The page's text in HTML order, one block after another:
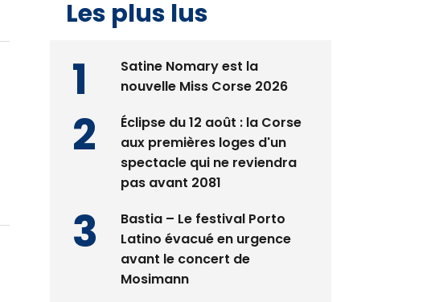
nouvelle Miss Corse 2026
Éclipse du 12 août : la Corse
aux premières loges d'un
pas avant 2081
Bastia – Le festival Porto
Latino évacué en urgence